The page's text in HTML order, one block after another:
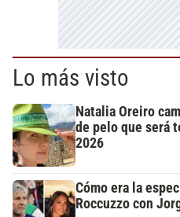
Lo más visto
Natalia Oreiro
de pelo que será
2026
Cómo era la
Roccuzzo con